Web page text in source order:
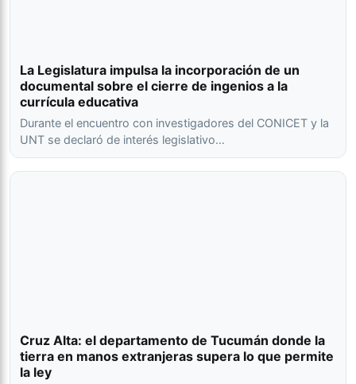
La Legislatura impulsa la incorporación de un
documental sobre el cierre de ingenios a la
currícula educativa
Durante el encuentro con investigadores del CONICET y la
UNT se declaró de interés legislativo…
Cruz Alta: el departamento de Tucumán donde la
tierra en manos extranjeras supera lo que permite
la ley